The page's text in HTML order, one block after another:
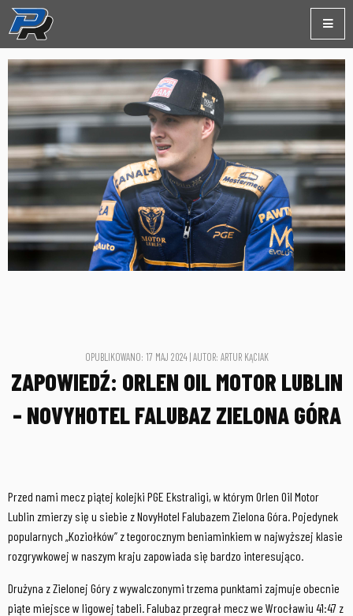
OPUBLIKOWANO: 17 MAJ 2024 | AUTOR: ARTUR KĄCIAK
ZAPOWIEDŹ: ORLEN OIL MOTOR LUBLIN
– NOVYHOTEL FALUBAZ ZIELONA GÓRA
Przed nami mecz piątej kolejki PGE Ekstraligi, w którym Orlen Oil Motor
Lublin zmierzy się u siebie z NovyHotel Falubazem Zielona Góra. Pojedynek
popularnych „Koziołków” z tegorocznym beniaminkiem w najwyższej klasie
rozgrywkowej w naszym kraju zapowiada się bardzo interesująco.
Drużyna z Zielonej Góry z wywalczonymi trzema punktami zajmuje obecnie
piąte miejsce w ligowej tabeli. Falubaz przegrał mecz we Wrocławiu 41:47 z